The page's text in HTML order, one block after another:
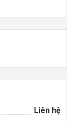
Liên hệ